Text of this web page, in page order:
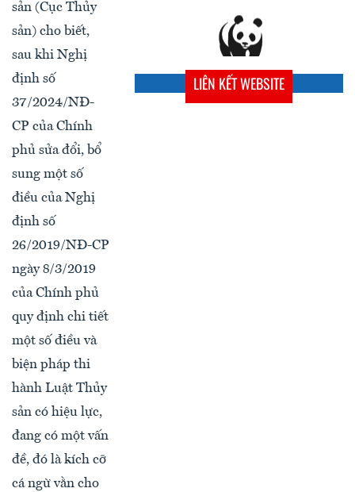
sản (Cục Thủy
sản) cho biết,
sau khi Nghị
định số
37/2024/NĐ-
CP của Chính
phủ sửa đổi, bổ
sung một số
điều của Nghị
định số
26/2019/NĐ-CP
ngày 8/3/2019
của Chính phủ
quy định chi tiết
một số điều và
biện pháp thi
hành Luật Thủy
sản có hiệu lực,
đang có một vấn
đề, đó là kích cỡ
cá ngừ vằn cho
LIÊN KẾT WEBSITE